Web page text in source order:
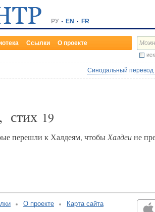
РУ EN FR
Ссылки О проекте
Синодальный перевод
, стих 19
перешли к Халдеям, чтобы Халдеине
О проекте Карта сайта